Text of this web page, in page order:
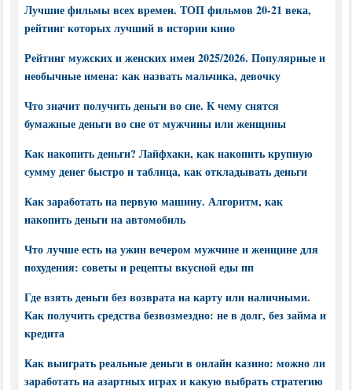
Лучшие фильмы всех времен. ТОП фильмов 20-21 века,
рейтинг которых лучший в истории кино
Рейтинг мужских и женских имен 2025/2026. Популярные и
необычные имена: как назвать мальчика, девочку
Что значит получить деньги во сне. К чему снятся
бумажные деньги во сне от мужчины или женщины
Как накопить деньги? Лайфхаки, как накопить крупную
сумму денег быстро и таблица, как откладывать деньги
Как заработать на первую машину. Алгоритм, как
накопить деньги на автомобиль
Что лучше есть на ужин вечером мужчине и женщине для
похудения: советы и рецепты вкусной еды пп
Где взять деньги без возврата на карту или наличными.
Как получить средства безвозмездно: не в долг, без займа и
кредита
Как выиграть реальные деньги в онлайн казино: можно ли
заработать на азартных играх и какую выбрать стратегию